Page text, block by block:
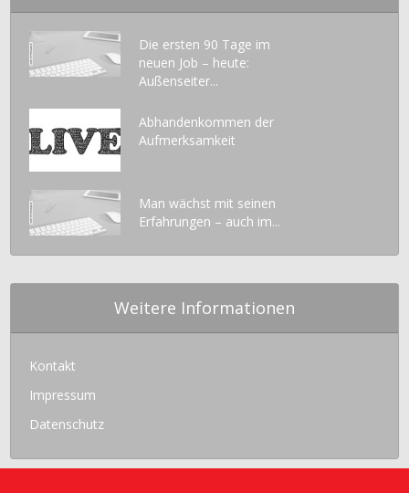
Die ersten 90 Tage im
neuen Job – heute:
Außenseiter...
Abhandenkommen der
Aufmerksamkeit
Man wächst mit seinen
Erfahrungen – auch im...
Weitere Informationen
Kontakt
Impressum
Datenschutz